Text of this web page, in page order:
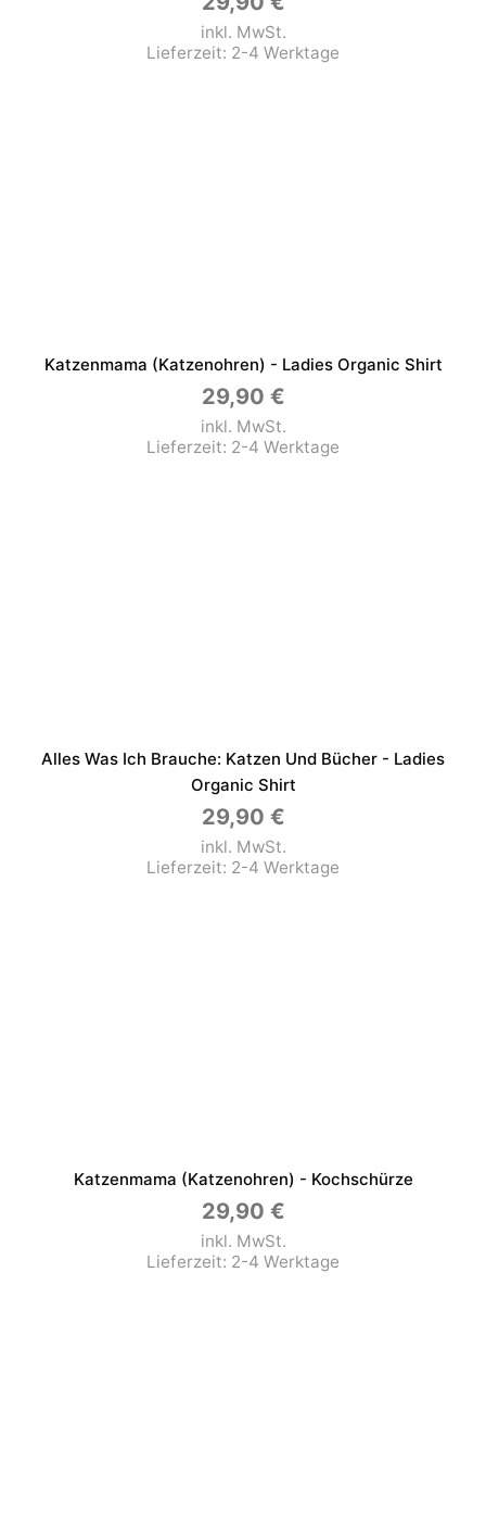
inkl. MwSt.
Lieferzeit: 2-4 Werktage
Katzenmama (Katzenohren) - Ladies Organic Shirt
29,90 €
inkl. MwSt.
Lieferzeit: 2-4 Werktage
Alles Was Ich Brauche: Katzen Und Bücher - Ladies
Organic Shirt
29,90 €
inkl. MwSt.
Lieferzeit: 2-4 Werktage
Katzenmama (Katzenohren) - Kochschürze
29,90 €
inkl. MwSt.
Lieferzeit: 2-4 Werktage